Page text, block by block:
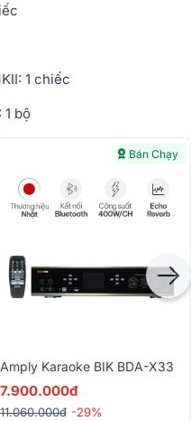
1 chiếc
bộ
Bán Chạy
Amply Karaoke BIK BDA-X33
7.900.000đ
11.060.000đ -29%